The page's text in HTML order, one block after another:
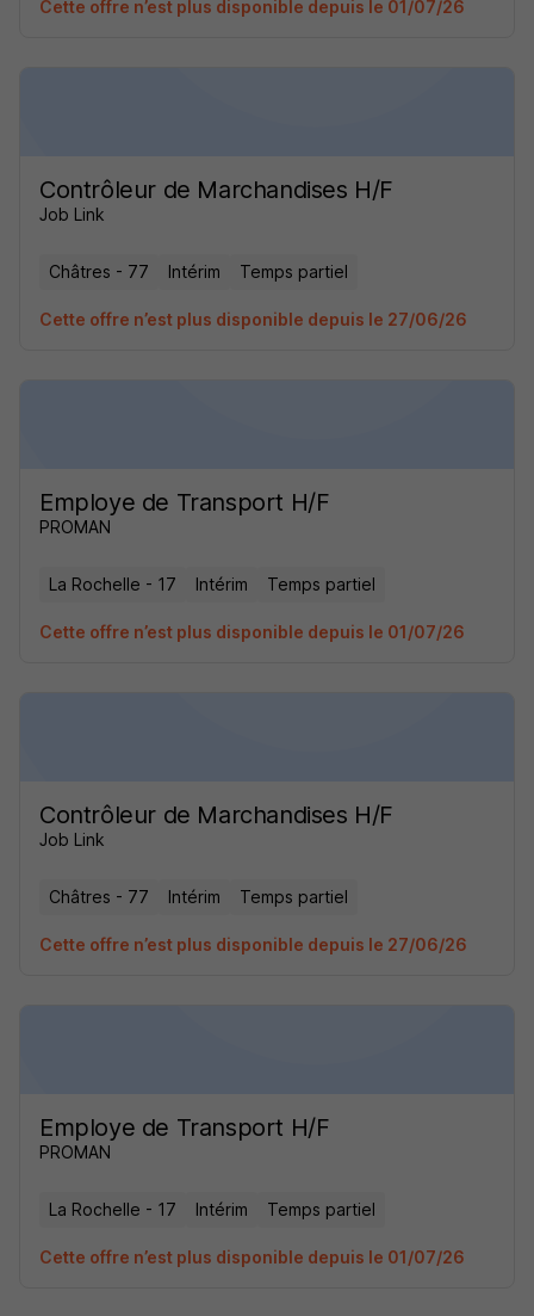
Cette offre n’est plus disponible depuis le 01/07/26
Contrôleur de Marchandises H/F
Job Link
Châtres - 77 Intérim Temps partiel
Cette offre n’est plus disponible depuis le 27/06/26
Employe de Transport H/F
PROMAN
La Rochelle - 17 Intérim Temps partiel
Cette offre n’est plus disponible depuis le 01/07/26
Contrôleur de Marchandises H/F
Job Link
Châtres - 77 Intérim Temps partiel
Cette offre n’est plus disponible depuis le 27/06/26
Employe de Transport H/F
PROMAN
La Rochelle - 17 Intérim Temps partiel
Cette offre n’est plus disponible depuis le 01/07/26